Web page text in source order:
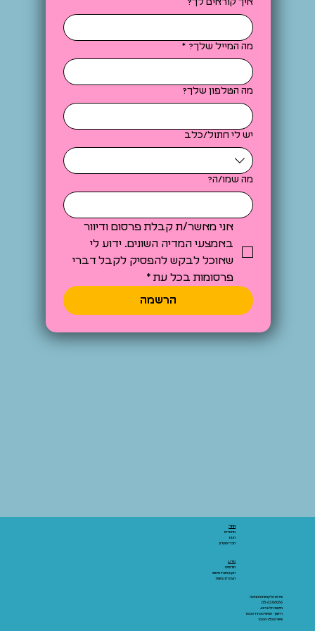
מה המייל שלך? *
מה הטלפון שלך?
יש לי חתול/כלב
מה שמו/ה?
אני מאשר/ת קבלת פרסום ודיוור
באמצעי המדיה השונים. ידוע לי
שאוכל לבקש להפסיק לקבל דברי
פרסומות בכל עת *
הרשמה
שירות הלקוחות והתמיכה
03-6206066
מיקום: אלנבי 43
ראשון - חמישי 10:00-19:00
שישי 10:00-15:00
אתר:
מאמרים
חנות
חברי מועדון
מידע:
אודותינו
תקנון ותנאי שימוש
הצהרת נגישות